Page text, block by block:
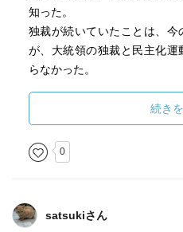
知った。
独裁が続いていたことは、
が、大統領の独裁と民主化
らなかった。
から、余計に民主化運動の悲
日本でいう60、70年代の学生
日本では学生たちがシラけて
日本の学生運動世代が、ち
対しデモをしたりするよな〜
続き
0
satsukiさん